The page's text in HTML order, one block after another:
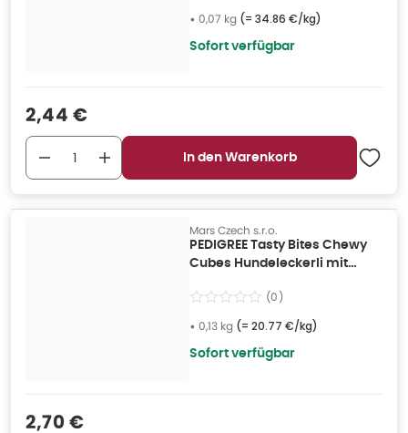
• 0,07 kg (= 34.86 €/kg)
Sofort verfügbar
Verkaufspreis
2,44 €
In den Warenkorb
Mars Czech s.r.o.
PEDIGREE Tasty Bites Chewy
Cubes Hundeleckerli mit
(0)
• 0,13 kg (= 20.77 €/kg)
Sofort verfügbar
Verkaufspreis
2,70 €